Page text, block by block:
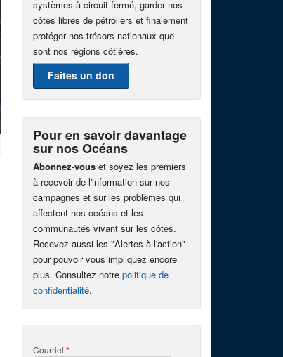
systèmes à circuit fermé, garder nos
côtes libres de pétroliers et finalement
protéger nos trésors nationaux que
sont nos régions côtières.
Faites un don
Pour en savoir davantage
sur nos Océans
Abonnez-vous et soyez les premiers
à recevoir de l'information sur nos
campagnes et sur les problèmes qui
affectent nos océans et les
communautés vivant sur les côtes.
Recevez aussi les "Alertes à l'action"
pour pouvoir vous impliquez encore
plus. Consultez notre politique de
confidentialité.
Courriel *